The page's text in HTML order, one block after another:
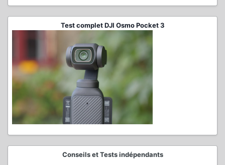
Test complet DJI Osmo Pocket 3
Conseils et Tests indépendants